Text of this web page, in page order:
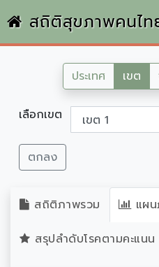
สถิติสุขภาพคนไท
ประเทศ เขต
เลือกเขต
ตกลง
สถิติภาพรวม แผน
สรุปลำดับโรคตามคะแนน